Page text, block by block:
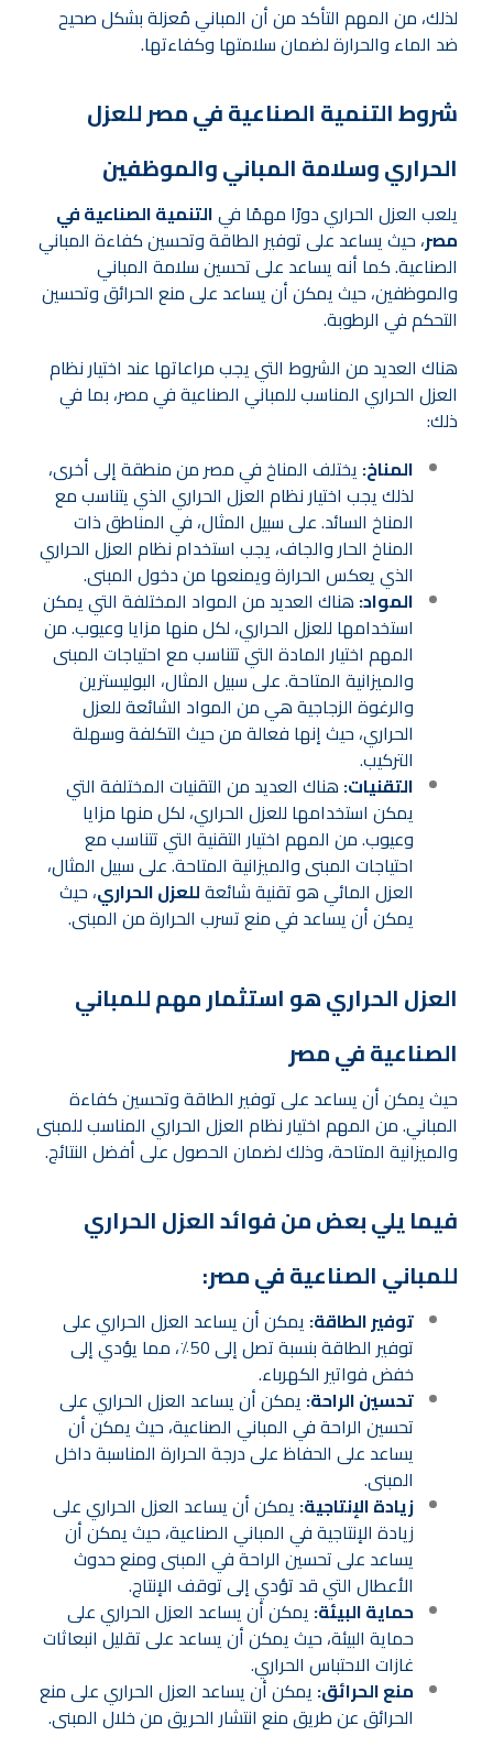
لذلك، من المهم التأكد من أن المباني مُعزلة بشكل صحيح
ضد الماء والحرارة لضمان سلامتها وكفاءتها.
شروط التنمية الصناعية في مصر للعزل
الحراري وسلامة المباني والموظفين
يلعب العزل الحراري دورًا مهمًا فيالتنمية الصناعية في
مصر، حيث يساعد على توفير الطاقة وتحسين كفاءة المباني
الصناعية. كما أنه يساعد على تحسين سلامة المباني
والموظفين، حيث يمكن أن يساعد على منع الحرائق وتحسين
التحكم في الرطوبة.
هناك العديد من الشروط التي يجب مراعاتها عند اختيار نظام
العزل الحراري المناسب للمباني الصناعية في مصر، بما في
ذلك:
المناخ: يختلف المناخ في مصر من منطقة إلى أخرى،
لذلك يجب اختيار نظام العزل الحراري الذي يتناسب مع
المناخ السائد. على سبيل المثال، في المناطق ذات
المناخ الحار والجاف، يجب استخدام نظام العزل الحراري
الذي يعكس الحرارة ويمنعها من دخول المبنى.
المواد: هناك العديد من المواد المختلفة التي يمكن
استخدامها للعزل الحراري، لكل منها مزايا وعيوب. من
المهم اختيار المادة التي تتناسب مع احتياجات المبنى
والميزانية المتاحة. على سبيل المثال، البوليسترين
والرغوة الزجاجية هي من المواد الشائعة للعزل
الحراري، حيث إنها فعالة من حيث التكلفة وسهلة
التركيب.
التقنيات: هناك العديد من التقنيات المختلفة التي
يمكن استخدامها للعزل الحراري، لكل منها مزايا
وعيوب. من المهم اختيار التقنية التي تتناسب مع
احتياجات المبنى والميزانية المتاحة. على سبيل المثال،
العزل المائي هو تقنية شائعةللعزل الحراري، حيث
يمكن أن يساعد في منع تسرب الحرارة من المبنى.
العزل الحراري هو استثمار مهم للمباني
الصناعية في مصر
حيث يمكن أن يساعد على توفير الطاقة وتحسين كفاءة
المباني. من المهم اختيار نظام العزل الحراري المناسب للمبنى
والميزانية المتاحة، وذلك لضمان الحصول على أفضل النتائج.
فيما يلي بعض من فوائد العزل الحراري
للمباني الصناعية في مصر:
توفير الطاقة: يمكن أن يساعد العزل الحراري على
توفير الطاقة بنسبة تصل إلى 50٪، مما يؤدي إلى
خفض فواتير الكهرباء.
تحسين الراحة: يمكن أن يساعد العزل الحراري على
تحسين الراحة في المباني الصناعية، حيث يمكن أن
يساعد على الحفاظ على درجة الحرارة المناسبة داخل
المبنى.
زيادة الإنتاجية: يمكن أن يساعد العزل الحراري على
زيادة الإنتاجية في المباني الصناعية، حيث يمكن أن
يساعد على تحسين الراحة في المبنى ومنع حدوث
الأعطال التي قد تؤدي إلى توقف الإنتاج.
حماية البيئة: يمكن أن يساعد العزل الحراري على
حماية البيئة، حيث يمكن أن يساعد على تقليل انبعاثات
غازات الاحتباس الحراري.
منع الحرائق: يمكن أن يساعد العزل الحراري على منع
الحرائق عن طريق منع انتشار الحريق من خلال المبنى.